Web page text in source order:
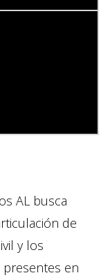
AL busca
de
y los
en